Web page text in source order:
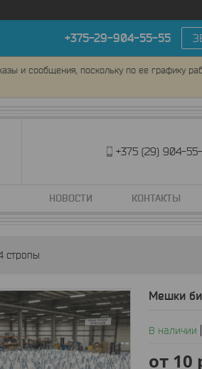
+375-29-904-55-55
и сообщения, поскольку по ее графику
+375 (29) 904-
НОВОСТИ КОНТАКТЫ
стропы
Мешки
В наличии
от 10